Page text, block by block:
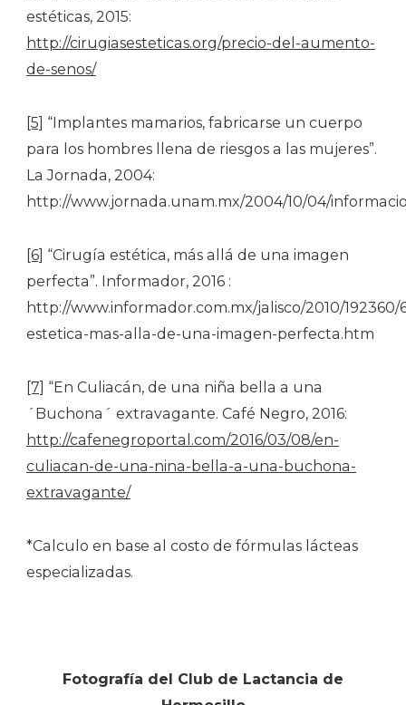
estéticas, 2015:
http://cirugiasesteticas.org/precio-del-aumento-
de-senos/
[5] “Implantes mamarios, fabricarse un cuerpo
para los hombres llena de riesgos a las mujeres”.
La Jornada, 2004:
http://www.jornada.unam.mx/2004/10/04/
[6] “Cirugía estética, más allá de una imagen
perfecta”. Informador, 2016 :
http://www.informador.com.mx/jalisco/2010/192360/
estetica-mas-alla-de-una-imagen-perfecta.htm
[7] “En Culiacán, de una niña bella a una
´Buchona´ extravagante. Café Negro, 2016:
http://cafenegroportal.com/2016/03/08/en-
culiacan-de-una-nina-bella-a-una-buchona-
extravagante/
*Calculo en base al costo de fórmulas lácteas
especializadas.
Fotografía del Club de Lactancia de